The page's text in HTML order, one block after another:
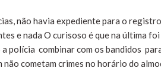
não havia expediente para o
e nada O curisoso é que na última
polícia combinar com os bandidos
não cometam crimes no horário do